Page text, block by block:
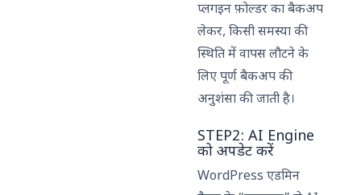
प्लगइन फ़ोल्डर का बैकअप
लेकर, किसी समस्या की
स्थिति में वापस लौटने के
लिए पूर्ण बैकअप की
अनुशंसा की जाती है।
STEP2: AI Engine
को अपडेट करें
WordPress एडमिन